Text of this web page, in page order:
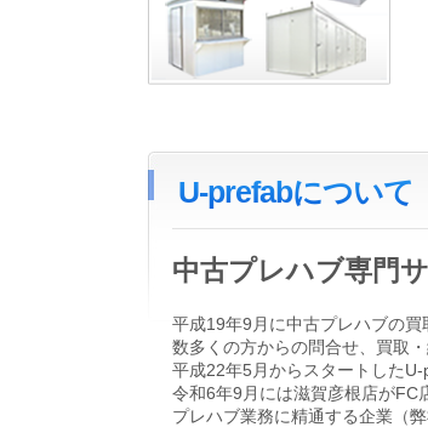
U-prefabについて
中古プレハブ専門
平成19年9月に中古プレハブの買
数多くの方からの問合せ、買取
平成22年5月からスタートした
令和6年9月には滋賀彦根店がFC
プレハブ業務に精通する企業（